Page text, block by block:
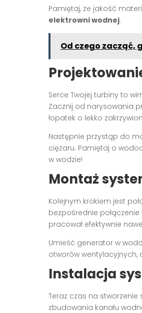
Pamiętaj, że jakość
elektrowni wodnej.
Od czego zacząć,
Serce Twojej turbiny to
Zacznij od narysowania
łopatek o lekko
Następnie przystąp do
ciężaru. Pamiętaj o
w wodzie!
Montaż
Kolejnym krokiem jest
bezpośrednie
pracował efektywnie
Umieść generator w
otworów wentylacyjnych,
Instalacja
Teraz czas na
zbudowania kanału